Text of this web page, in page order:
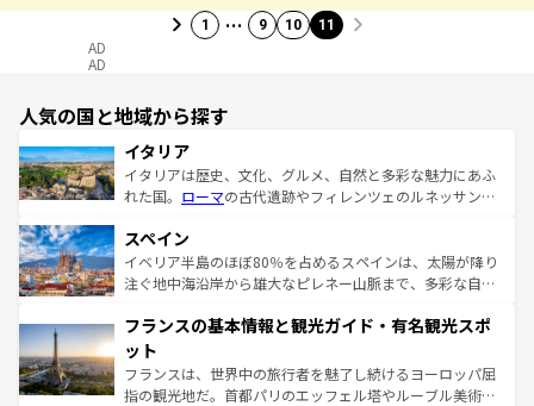
1 … 9 10 11
AD
AD
人気の国と地域から探す
イタリア
イタリアは歴史、文化、グルメ、自然と多彩な魅力にあふ
れた国。 ローマの古代遺跡やフィレンツェのルネッサンス
ろん、トスカーナの美しい田園風景やアマルフィ海岸の絶
景など、自然景観も見逃せない。観光の合間には、本場の
ピザやパスタなど、絶品のイタリア料理を堪能することも
ませてくれるイタリアで、忘れられない旅をしてみよう！
なお、新着のイタリア情報は
しい。
スペイン
イベリア半島のほぼ80％を占めるスペインは、太陽が降り
注ぐ地中海沿岸から雄大なピレネー山脈まで、多彩な自然
文化が根付くこの国では、情熱的なフラメンコ、熱気あふ
れる闘牛、そして美味しいタパスが生活の一部となってい
る。首都マドリードの洗練された雰囲気や、バルセロナの
アートに溢れた街角から、地方では古代ローマ遺跡や中世
フランスの基本情報と観光ガイド・有名観光スポ
ット
フランスは、世界中の旅行者を魅了し続けるヨーロッパ屈
指の観光地だ。首都パリのエッフェル塔やルーブル美術館